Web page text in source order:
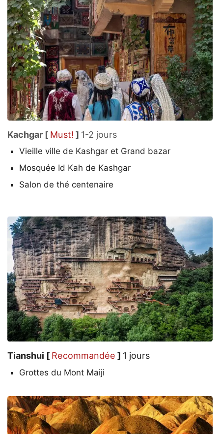
Kachgar [ Must! ] 1-2 jours
Vieille ville de Kashgar et Grand bazar
Mosquée Id Kah de Kashgar
Salon de thé centenaire
Tianshui [ Recommandée ] 1 jours
Grottes du Mont Maiji